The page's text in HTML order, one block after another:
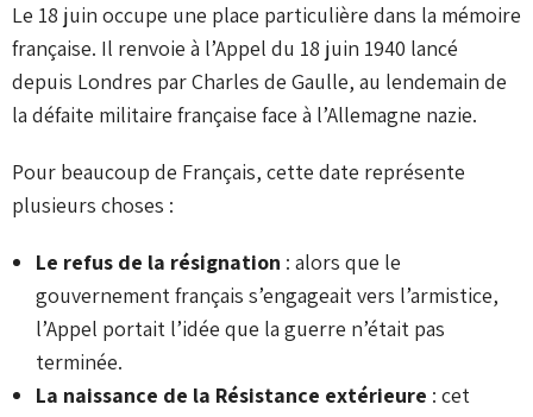
Le 18 juin occupe une place particulière dans la mémoire
française. Il renvoie à l’Appel du 18 juin 1940 lancé
depuis Londres parCharles de Gaulle, au lendemain de
la défaite militaire française face à l’Allemagne nazie.
Pour beaucoup de Français, cette date représente
plusieurs choses :
Le refus de la résignation : alors que le
gouvernement français s’engageait vers l’armistice,
l’Appel portait l’idée que la guerre n’était pas
terminée.
La naissance de la Résistance extérieure : cet